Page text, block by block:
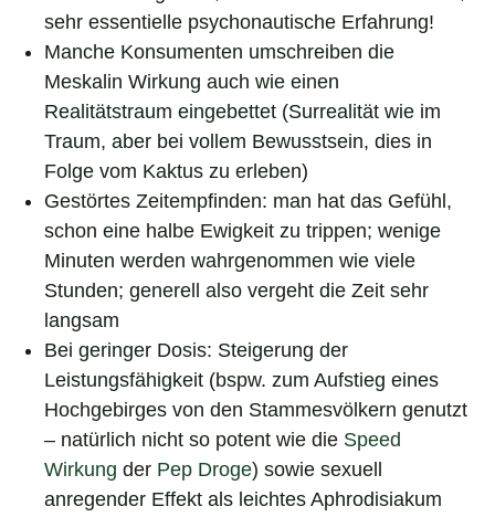
sehr essentielle psychonautische Erfahrung!
Manche Konsumenten umschreiben die
Meskalin Wirkung auch wie einen
Realitätstraum eingebettet (Surrealität wie im
Traum, aber bei vollem Bewusstsein, dies in
Folge vom Kaktus zu erleben)
Gestörtes Zeitempfinden: man hat das Gefühl,
schon eine halbe Ewigkeit zu trippen; wenige
Minuten werden wahrgenommen wie viele
Stunden; generell also vergeht die Zeit sehr
langsam
Bei geringer Dosis: Steigerung der
Leistungsfähigkeit (bspw. zum Aufstieg eines
Hochgebirges von den Stammesvölkern genutzt
– natürlich nicht so potent wie die Speed
Wirkung der Pep Droge) sowie sexuell
anregender Effekt als leichtes Aphrodisiakum